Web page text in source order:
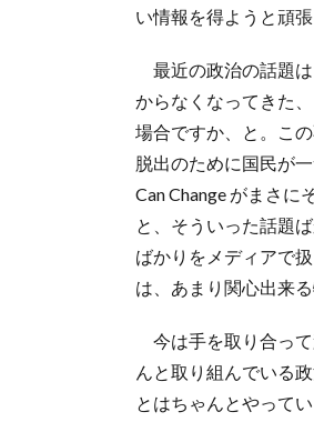
い情報を得ようと頑
最近の政治の話題
からなくなってきた
場合ですか、と。こ
脱出のために国民が
Can Change がまさ
と、そういった話題
ばかりをメディアで
は、あまり関心出来
今は手を取り合っ
んと取り組んでいる
とはちゃんとやって